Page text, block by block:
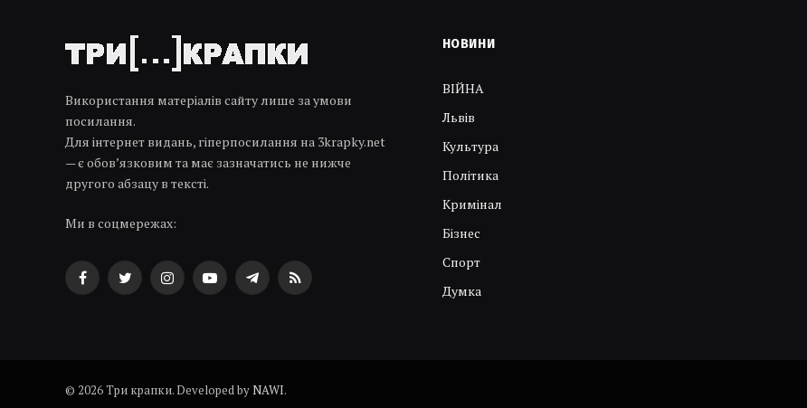
Використання матеріалів сайту лише за умови
посилання.
Для інтернет видань, гіперпосилання на 3krapky.net
— є обов’язковим та має зазначатись не нижче
другого абзацу в тексті.
Ми в соцмережах:
FacebookTwitterInstagramYouTubeTelegramRSS
НОВИНИ
ВІЙНА
Львів
Культура
Політика
Кримінал
Бізнес
Спорт
Думка
© 2026 Три крапки. Developed byNAWI.